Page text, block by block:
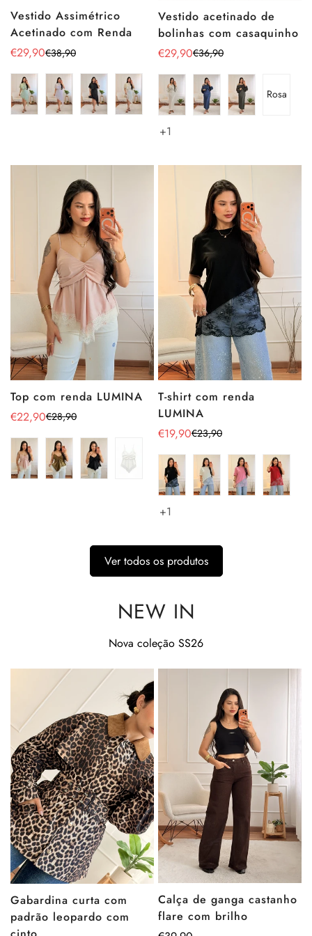
Vestido Assimétrico
Acetinado com Renda
Preço
de
venda
€29,90
Preço
regular
€38,90
Vestido acetinado de
bolinhas com casaquinho
Preço
de
venda
€29,90
Preço
regular
€36,90
Rosa
+1
Top com renda LUMINA
Preço
de
venda
€22,90
Preço
regular
€28,90
T-shirt com renda
LUMINA
Preço
de
venda
€19,90
Preço
regular
€23,90
+1
Ver todos os produtos
NEW IN
Nova coleção SS26
Gabardina curta com
padrão leopardo com
Calça de ganga castanho
flare com brilho